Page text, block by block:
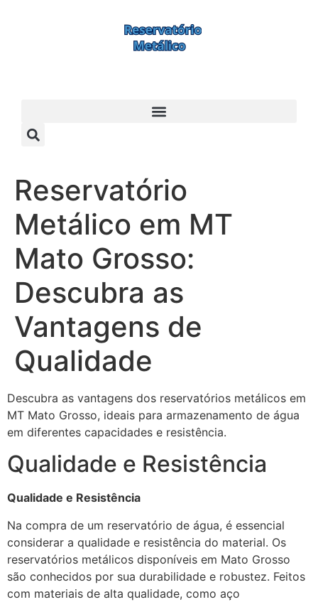
Reservatório
Metálico em MT
Mato Grosso:
Descubra as
Vantagens de
Qualidade
Descubra as vantagens dos reservatórios metálicos em
MT Mato Grosso, ideais para armazenamento de água
em diferentes capacidades e resistência.
Qualidade e Resistência
Qualidade e Resistência
Na compra de um reservatório de água, é essencial
considerar a qualidade e resistência do material. Os
reservatórios metálicos disponíveis em Mato Grosso
são conhecidos por sua durabilidade e robustez. Feitos
com materiais de alta qualidade, como aço